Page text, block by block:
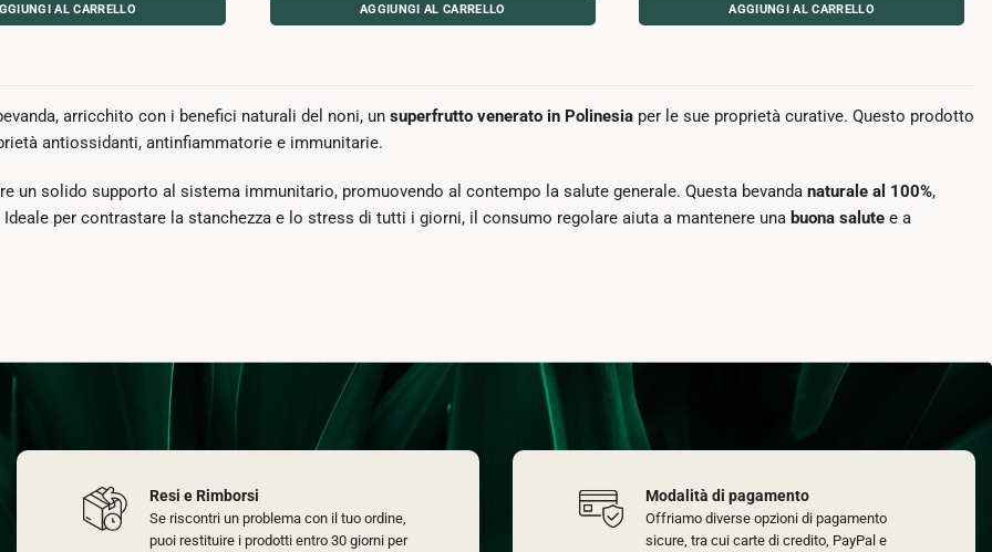
AL CARRELLO AGGIUNGI AL CARRELLO AGGIUNGI AL CARRELLO
arricchito con i benefici naturali del noni, un superfrutto venerato in Polinesia per le sue proprietà curative. Questo prodotto
antiossidanti, antinfiammatorie e immunitarie.
un solido supporto al sistema immunitario, promuovendo al contempo la salute generale. Questa bevanda naturale al 100%,
per contrastare la stanchezza e lo stress di tutti i giorni, il consumo regolare aiuta a mantenere una buona salute e a
Resi e Rimborsi
Se riscontri un problema con il tuo ordine,
puoi restituire i prodotti entro 30 giorni per
Modalità di pagamento
Offriamo diverse opzioni di pagamento
sicure, tra cui carte di credito, PayPal e